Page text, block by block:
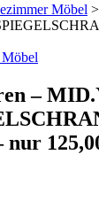
Möbel >
–
nur